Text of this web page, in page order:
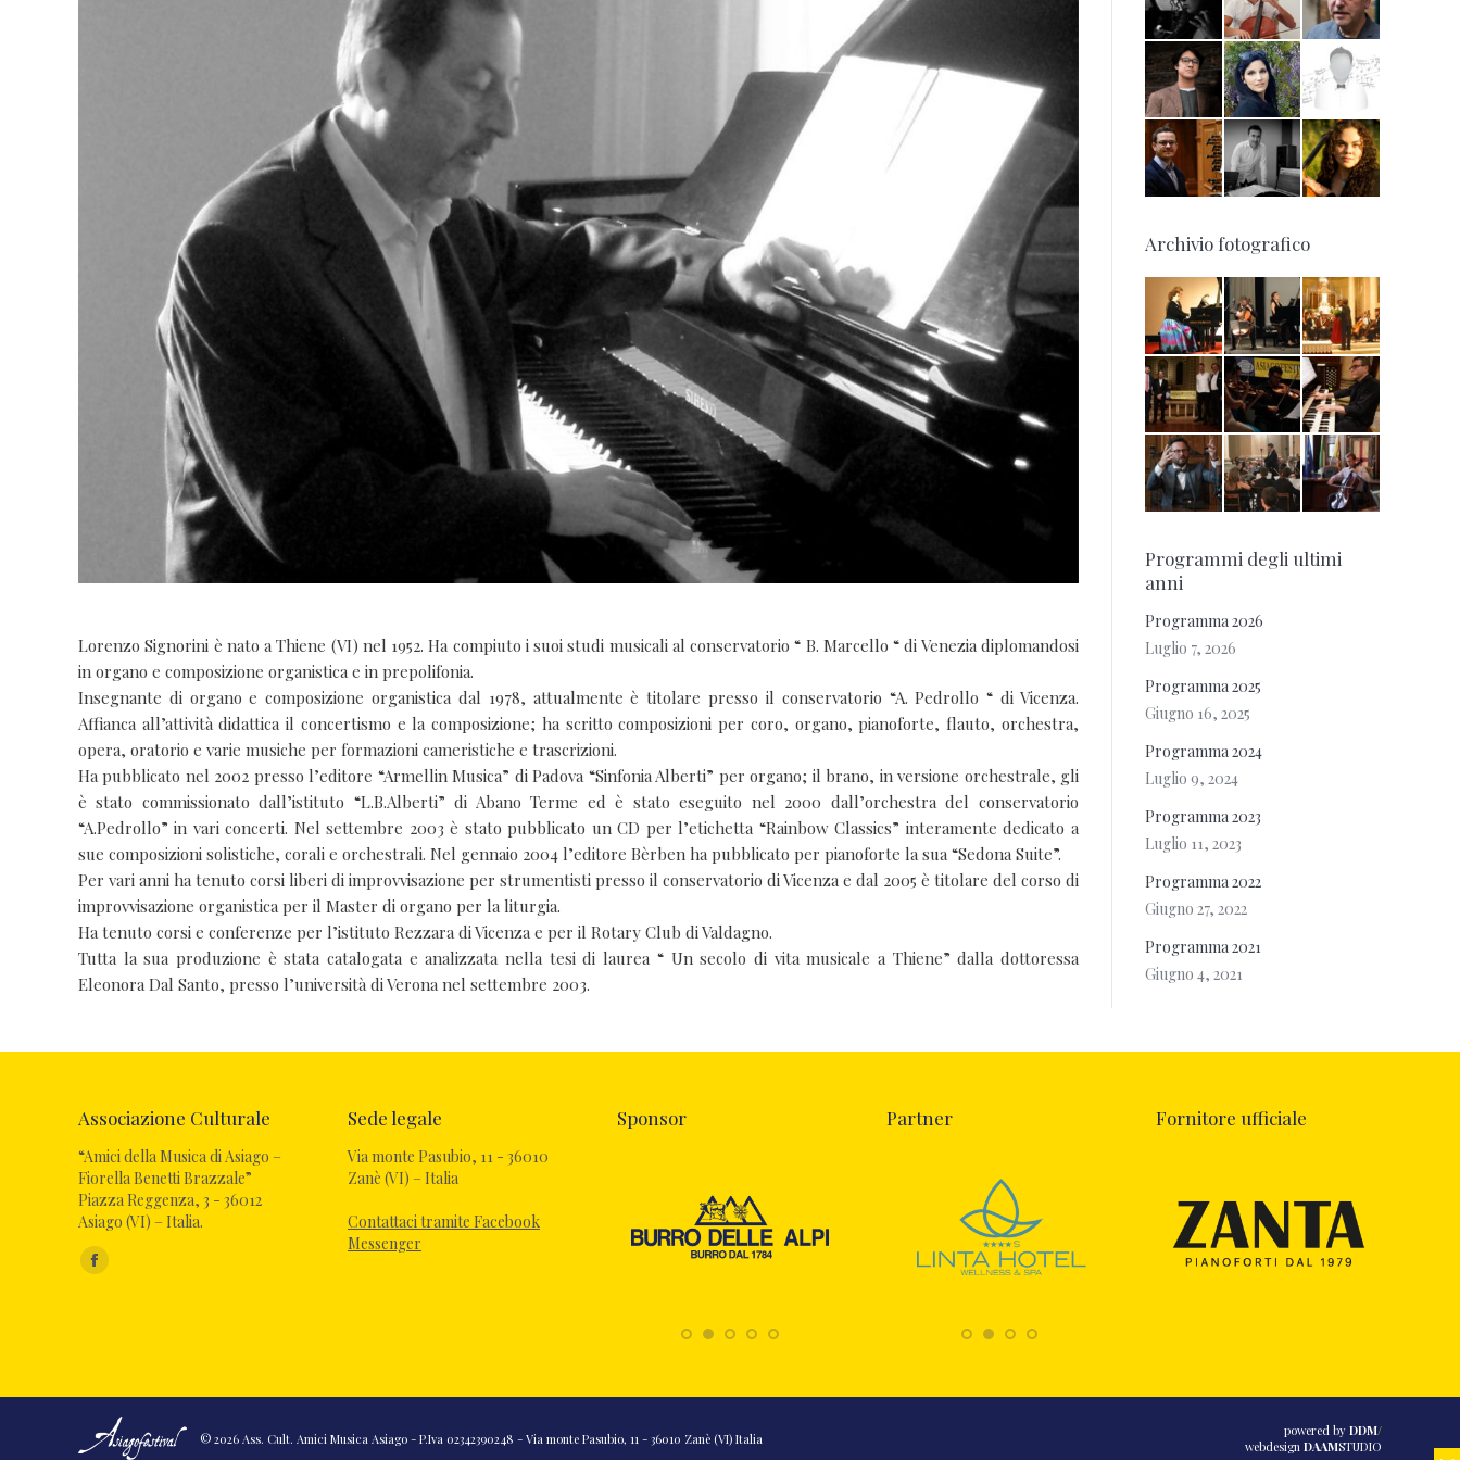
Lorenzo Signorini è nato a Thiene (VI) nel 1952. Ha compiuto i suoi studi musicali al conservatorio “ B. Marcello “ di Venezia diplomandosi
in organo e composizione organistica e in prepolifonia.
Insegnante di organo e composizione organistica dal 1978, attualmente è titolare presso il conservatorio “A. Pedrollo “ di Vicenza.
Affianca all’attività didattica il concertismo e la composizione; ha scritto composizioni per coro, organo, pianoforte, flauto, orchestra,
opera, oratorio e varie musiche per formazioni cameristiche e trascrizioni.
Ha pubblicato nel 2002 presso l’editore “Armellin Musica” di Padova “Sinfonia Alberti” per organo; il brano, in versione orchestrale, gli
è stato commissionato dall’istituto “L.B.Alberti” di Abano Terme ed è stato eseguito nel 2000 dall’orchestra del conservatorio
“A.Pedrollo” in vari concerti. Nel settembre 2003 è stato pubblicato un CD per l’etichetta “Rainbow Classics” interamente dedicato a
sue composizioni solistiche, corali e orchestrali. Nel gennaio 2004 l’editore Bèrben ha pubblicato per pianoforte la sua “Sedona Suite”.
Per vari anni ha tenuto corsi liberi di improvvisazione per strumentisti presso il conservatorio di Vicenza e dal 2005 è titolare del corso di
improvvisazione organistica per il Master di organo per la liturgia.
Ha tenuto corsi e conferenze per l’istituto Rezzara di Vicenza e per il Rotary Club di Valdagno.
Tutta la sua produzione è stata catalogata e analizzata nella tesi di laurea “ Un secolo di vita musicale a Thiene” dalla dottoressa
Eleonora Dal Santo, presso l’università di Verona nel settembre 2003.
Archivio fotografico
Programmi degli ultimi
anni
Programma 2026
Luglio 7, 2026
Programma 2025
Giugno 16, 2025
Programma 2024
Luglio 9, 2024
Programma 2023
Luglio 11, 2023
Programma 2022
Giugno 27, 2022
Programma 2021
Giugno 4, 2021
Associazione Culturale
“Amici della Musica di Asiago –
Fiorella Benetti Brazzale”
Piazza Reggenza, 3 - 36012
Asiago (VI) – Italia.
Ci puoi trovare su:
Facebook
window
Sede legale
Via monte Pasubio, 11 - 36010
Zanè (VI) – Italia
Contattaci tramite Facebook
Messenger
Sponsor Partner Fornitore ufficiale
© 2026 Ass. Cult. Amici Musica Asiago - P.Iva 02342390248 - Via monte Pasubio, 11 - 36010 Zanè (VI) Italia powered by DDM/
webdesign DAAMSTUDIO